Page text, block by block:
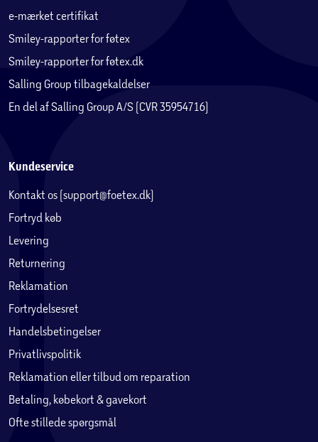
e-mærket certifikat
Smiley-rapporter for føtex
Smiley-rapporter for føtex.dk
Salling Group tilbagekaldelser
En del af Salling Group A/S (CVR 35954716)
Kundeservice
Kontakt os (support@foetex.dk)
Fortryd køb
Levering
Returnering
Reklamation
Fortrydelsesret
Handelsbetingelser
Privatlivspolitik
Reklamation eller tilbud om reparation
Betaling, købekort & gavekort
Ofte stillede spørgsmål